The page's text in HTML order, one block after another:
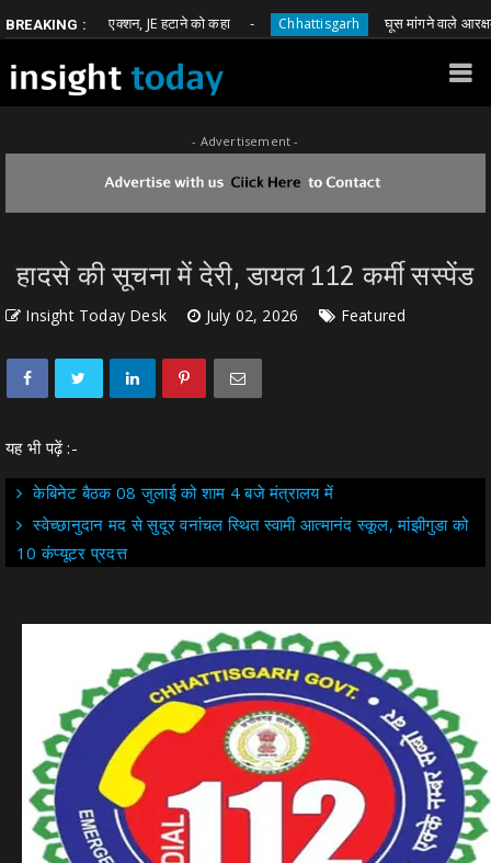
BREAKING :
बोहरा का एक्शन, JE हटाने को कहा Chhattisgarh घूस मांगने वाले आरक्षक पर
- Advertisement -
हादसे की सूचना में देरी, डायल 112 कर्मी सस्पेंड
Insight Today Desk July 02, 2026 Featured
यह भी पढ़ें :-
केबिनेट बैठक 08 जुलाई को शाम 4 बजे मंत्रालय में
स्वेच्छानुदान मद से सुदूर वनांचल स्थित स्वामी आत्मानंद स्कूल, मांझीगुडा को
10 कंप्यूटर प्रदत्त